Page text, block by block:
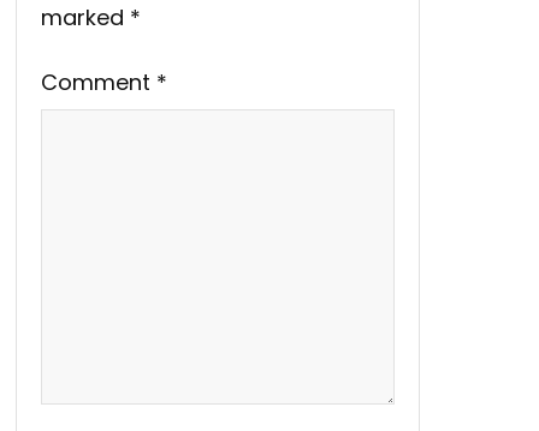
marked *
Comment *